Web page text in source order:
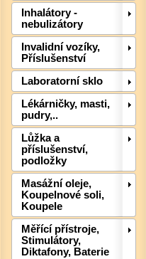
Inhalátory -
nebulizátory
Invalidní vozíky,
Příslušenství
Laboratorní sklo
Lékárničky, masti,
pudry,..
Lůžka a
příslušenství,
podložky
Masážní oleje,
Koupelnové soli,
Koupele
Měřící přístroje,
Stimulátory,
Diktafony, Baterie